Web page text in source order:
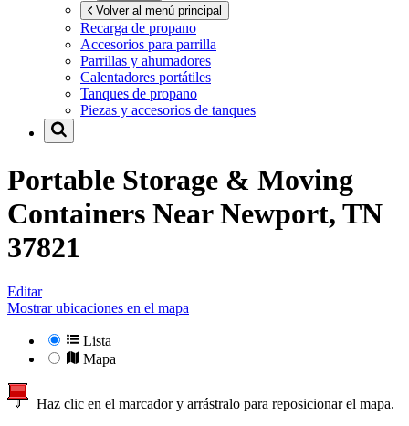
Volver al menú principal
Recarga de propano
Accesorios para parrilla
Parrillas y ahumadores
Calentadores portátiles
Tanques de propano
Piezas y accesorios de tanques
Portable Storage & Moving
Containers NearNewport, TN
37821
Editar
Mostrar ubicaciones en el mapa
Lista
Mapa
Haz clic en el marcador y arrástralo para reposicionar el mapa.